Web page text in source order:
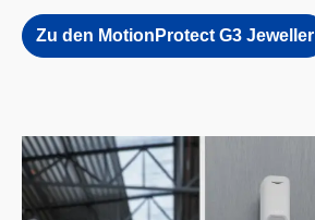
Zu den MotionProtect G3 Jeweller